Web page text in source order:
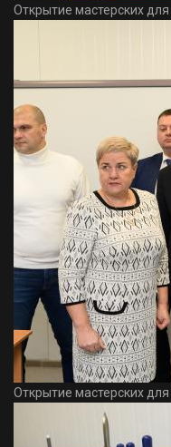
Открытие мастерских
Открытие мастерских